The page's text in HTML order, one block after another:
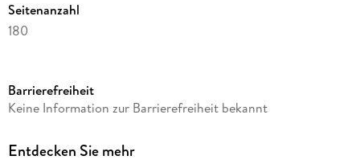
Seitenanzahl
180
Reihe
Autor/Autorin
Barrierefreiheit
Keine Information zur Barrierefreiheit bekannt
Entdecken Sie mehr